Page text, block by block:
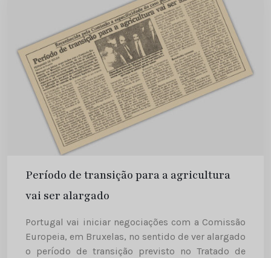
Período de transição para a agricultura
vai ser alargado
Portugal vai iniciar negociações com a Comissão
Europeia, em Bruxelas, no sentido de ver alargado
o período de transição previsto no Tratado de